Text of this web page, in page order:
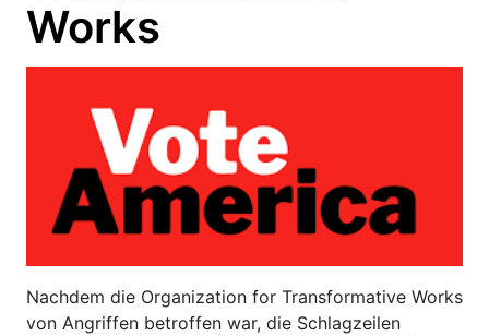
Works
Nachdem die Organization for Transformative Works
von Angriffen betroffen war, die Schlagzeilen